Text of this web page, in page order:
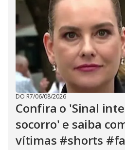
DO R7/06/08/2026
Confira o 'Sinal
socorro' e saiba
vítimas #shorts